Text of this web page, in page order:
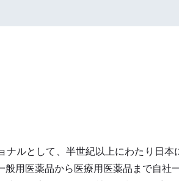
ナルとして、半世紀以上にわたり日
般用医薬品から医療用医薬品まで自社